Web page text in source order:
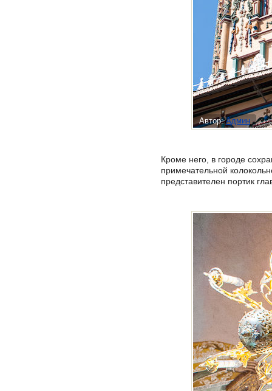
Автор:Админ
Кроме него, в городе
примечательной
представителен портик